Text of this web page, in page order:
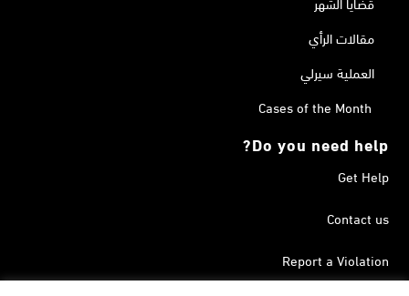
مقالات الرأي
العملية سيرلي
Cases of the Month
Do you need help?
Get Help
Contact us
Report a Violation